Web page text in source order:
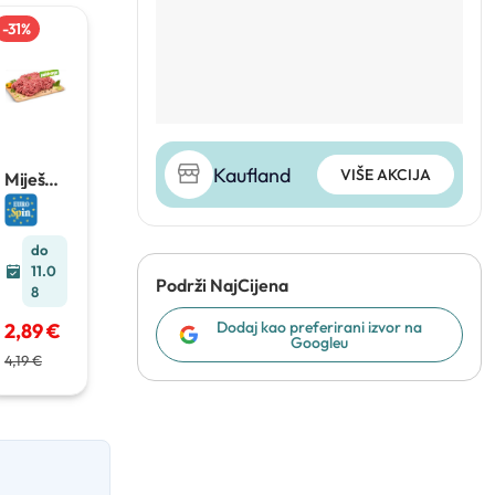
-31%
Miješan
o
mljeven
o meso
450 g
do
11.0
8
2,89 €
4,19 €
Kaufland VIŠE AKCIJA
Podrži NajCijena
Dodaj kao preferirani izvor na
Googleu